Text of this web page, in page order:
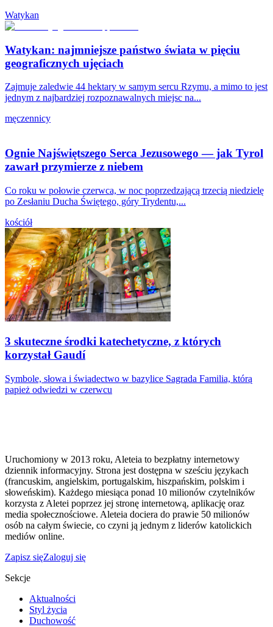
Watykan
Watykan: najmniejsze państwo świata w pięciu
geograficznych ujęciach
Zajmuje zaledwie 44 hektary w samym sercu Rzymu, a mimo to jest
jednym z najbardziej rozpoznawalnych miejsc na...
męczennicy
Ognie Najświętszego Serca Jezusowego — jak Tyrol
zawarł przymierze z niebem
Co roku w połowie czerwca, w noc poprzedzającą trzecią niedzielę
po Zesłaniu Ducha Świętego, góry Trydentu,...
kościół
3 skuteczne środki katechetyczne, z których
korzystał Gaudí
Symbole, słowa i świadectwo w bazylice Sagrada Familia, którą
papież odwiedzi w czerwcu
Uruchomiony w 2013 roku, Aleteia to bezpłatny internetowy
dziennik informacyjny. Strona jest dostępna w sześciu językach
(francuskim, angielskim, portugalskim, hiszpańskim, polskim i
słoweńskim). Każdego miesiąca ponad 10 milionów czytelników
korzysta z Aletei poprzez jej stronę internetową, aplikację oraz
media społecznościowe. Aleteia dociera do prawie 50 milionów
osób na całym świecie, co czyni ją jednym z liderów katolickich
mediów online.
Zapisz sięZaloguj się
Sekcje
Aktualności
Styl życia
Duchowość